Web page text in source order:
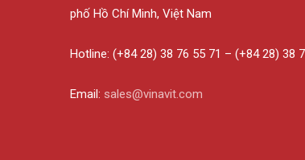
phố Hồ Chí Minh, Việt Nam
Hotline: (+84 28) 38 76 55 71 – (+84 28) 38
Email: sales@vinavit.com